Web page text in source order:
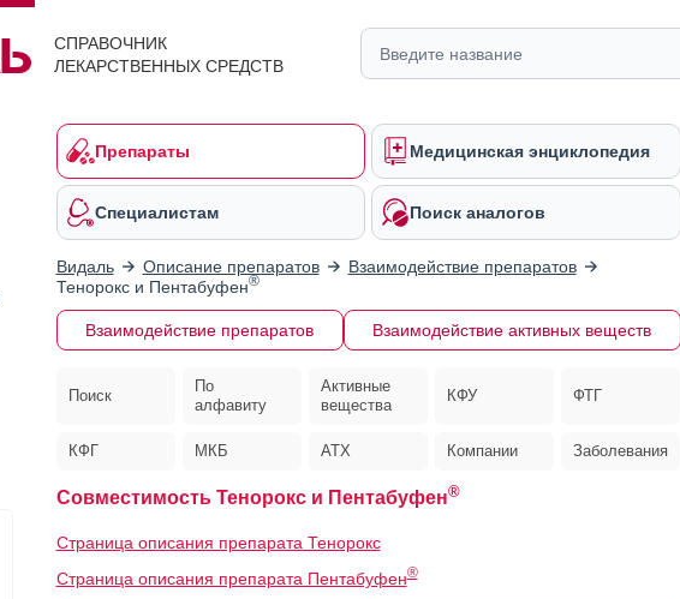
СПРАВОЧНИК
ЛЕКАРСТВЕННЫХ СРЕДСТВ
Препараты Медицинская энциклопедия
Специалистам Поиск аналогов
Видаль Описание препаратов
Взаимодействие препаратов
Тенорокс и Пентабуфен®
Взаимодействие препаратов Взаимодействие активных веществ
Поиск
По
алфавиту
Активные
вещества
КФУ ФТГ
КФГ МКБ АТХ Компании Заболевания
Совместимость Тенорокс и Пентабуфен®
Страница описания препарата Тенорокс
Страница описания препарата Пентабуфен®